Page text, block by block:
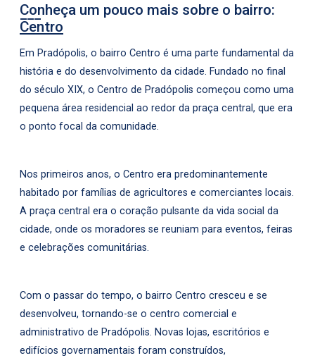
Conheça um pouco mais sobre o bairro:
Centro
Em Pradópolis, o bairro Centro é uma parte fundamental da
história e do desenvolvimento da cidade. Fundado no final
do século XIX, o Centro de Pradópolis começou como uma
pequena área residencial ao redor da praça central, que era
o ponto focal da comunidade.
Nos primeiros anos, o Centro era predominantemente
habitado por famílias de agricultores e comerciantes locais.
A praça central era o coração pulsante da vida social da
cidade, onde os moradores se reuniam para eventos, feiras
e celebrações comunitárias.
Com o passar do tempo, o bairro Centro cresceu e se
desenvolveu, tornando-se o centro comercial e
administrativo de Pradópolis. Novas lojas, escritórios e
edifícios governamentais foram construídos,